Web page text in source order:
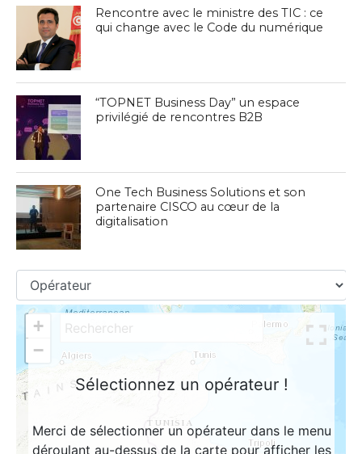
Rencontre avec le ministre des TIC : ce
qui change avec le Code du numérique
“TOPNET Business Day” un espace
privilégié de rencontres B2B
One Tech Business Solutions et son
partenaire CISCO au cœur de la
digitalisation